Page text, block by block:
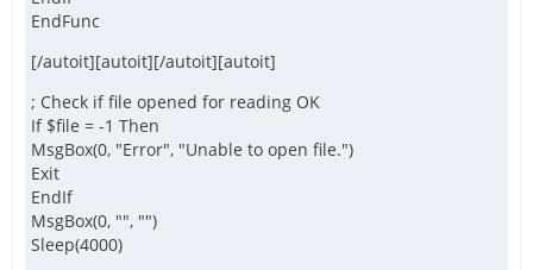
EndFunc
[/autoit][autoit][/autoit][autoit]
; Check if file opened for reading OK
If $file = -1 Then
MsgBox(0, "Error", "Unable to open file.")
Exit
EndIf
MsgBox(0, "", "")
Sleep(4000)